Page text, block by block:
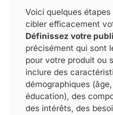
Voici quelques
cibler efficacement
Définissez votre
précisément qui sont
pour votre produit ou
inclure des
démographiques
éducation), des
des intérêts, des